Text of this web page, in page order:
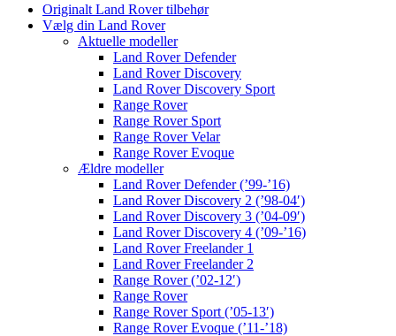
Originalt Land Rover tilbehør
Vælg din Land Rover
Aktuelle modeller
Land Rover Defender
Land Rover Discovery
Land Rover Discovery Sport
Range Rover
Range Rover Sport
Range Rover Velar
Range Rover Evoque
Ældre modeller
Land Rover Defender (’99-’16)
Land Rover Discovery 2 (’98-04′)
Land Rover Discovery 3 (’04-09′)
Land Rover Discovery 4 (’09-’16)
Land Rover Freelander 1
Land Rover Freelander 2
Range Rover (’02-12′)
Range Rover
Range Rover Sport (’05-13′)
Range Rover Evoque (’11-’18)